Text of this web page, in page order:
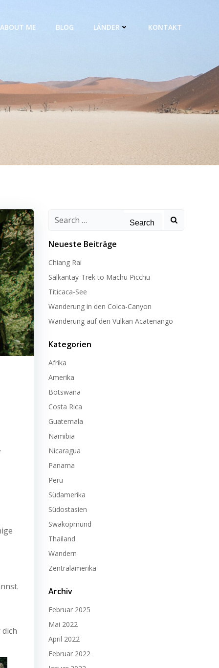
ABOUT ME BLOG LÄNDER KONTAKT
Search
Neueste Beiträge
Chiang Rai
Salkantay-Trek to Machu Picchu
Titicaca-See
Wanderung in den Colca-Canyon
Wanderung auf den Vulkan Acatenango
Kategorien
Afrika
Amerika
Botswana
Costa Rica
Guatemala
Namibia
Nicaragua
Panama
Peru
Südamerika
Südostasien
Swakopmund
Thailand
Wandern
Zentralamerika
Archiv
Februar 2025
Mai 2022
April 2022
Februar 2022